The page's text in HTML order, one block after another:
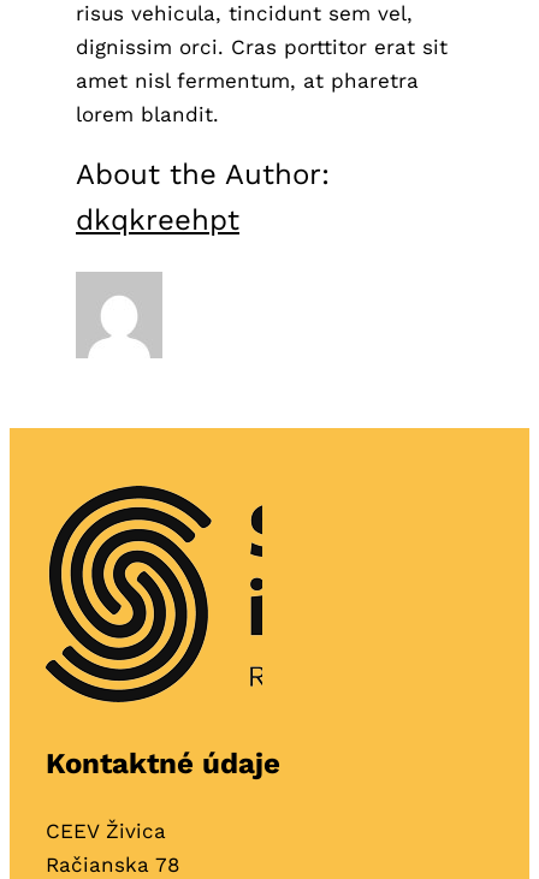
risus vehicula, tincidunt sem vel,
dignissim orci. Cras porttitor erat sit
amet nisl fermentum, at pharetra
lorem blandit.
About the Author:
dkqkreehpt
Kontaktné údaje
CEEV Živica
Račianska 78